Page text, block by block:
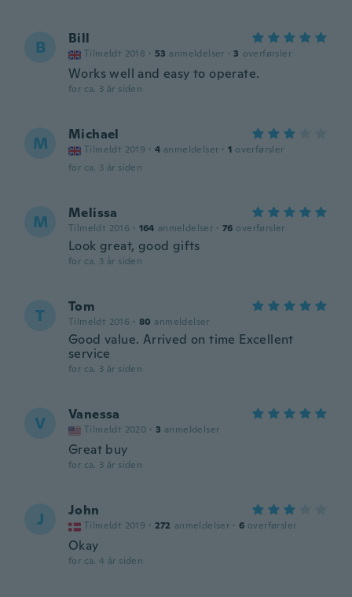
B Bill
Tilmeldt 2018 · 53 anmeldelser · 3 overførsler
Works well and easy to operate.
for ca. 3 år siden
M Michael
Tilmeldt 2019 · 4 anmeldelser · 1 overførsler
for ca. 3 år siden
M Melissa
Tilmeldt 2016 · 164 anmeldelser · 76 overførsler
Look great, good gifts
for ca. 3 år siden
T Tom
Tilmeldt 2016 · 80 anmeldelser
Good value. Arrived on time Excellent
service
for ca. 3 år siden
V Vanessa
Tilmeldt 2020 · 3 anmeldelser
Great buy
for ca. 3 år siden
J John
Tilmeldt 2019 · 272 anmeldelser · 6 overførsler
Okay
for ca. 4 år siden